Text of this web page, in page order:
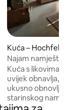
4,99/5,
Kuća –
Najam
udobnostima za
Kuća s likovima u
uvijek obnavlja,
ukusno
starinskog
šarmantnim